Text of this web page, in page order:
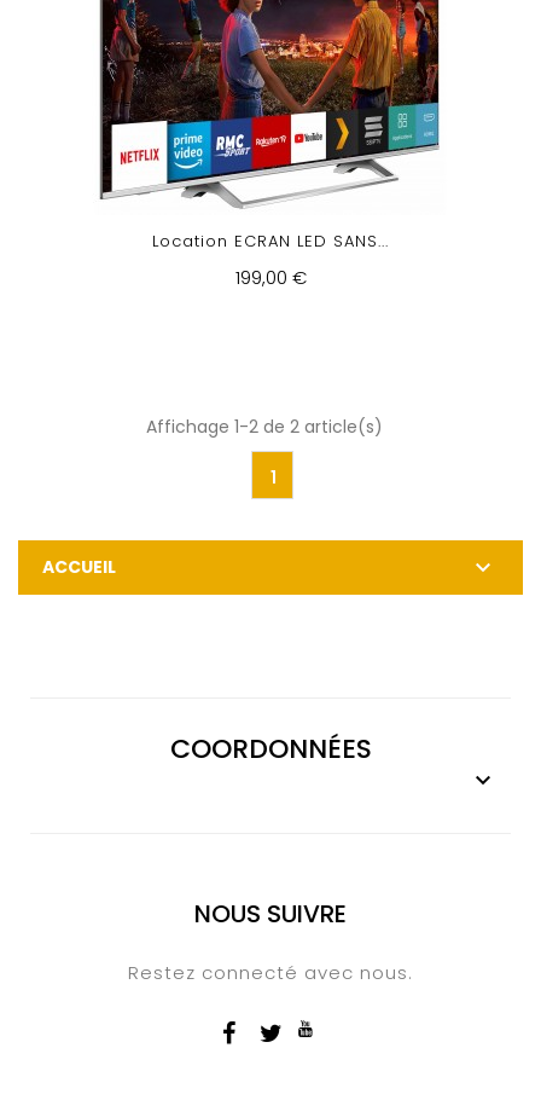
Location ECRAN LED SANS...
199,00 €
Affichage 1-2 de 2 article(s)
1
ACCUEIL 
COORDONNÉES

NOUS SUIVRE
Restez connecté avec nous.